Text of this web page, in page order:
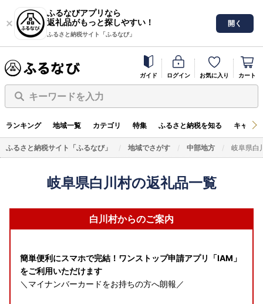
ふるなびアプリなら
返礼品がもっと探しやすい！
ふるさと納税サイト「ふるなび」
開く
ガイド ログイン お気に入り カート
キーワードを入力
ランキング 地域一覧 カテゴリ 特集 ふるさと納税を知る キャン
ふるさと納税サイト「ふるなび」 地域でさがす 中部地方 岐阜県白
岐阜県白川村の返礼品一覧
白川村からのご案内
簡単便利にスマホで完結！ワンストップ申請アプリ「IAM」
をご利用いただけます
＼マイナンバーカードをお持ちの方へ朗報／